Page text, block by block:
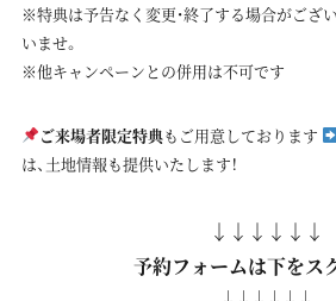
※特典は予告なく変更・終了する場合がござ
いませ。
※他キャンペーンとの併用は不可です
ご来場者限定特典もご用意しております
は、土地情報も提供いたします！
↓↓↓↓↓↓
予約フォームは下をス